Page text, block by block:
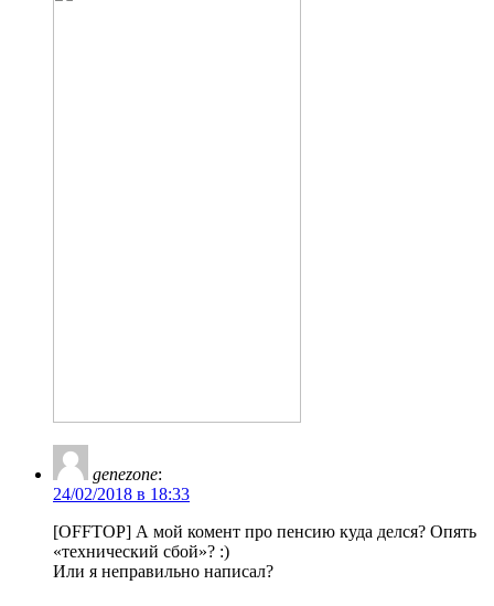
genezone:
24/02/2018 в 18:33
[OFFTOP] А мой комент про пенсию куда делся? Опять
«технический сбой»? :)
Или я неправильно написал?